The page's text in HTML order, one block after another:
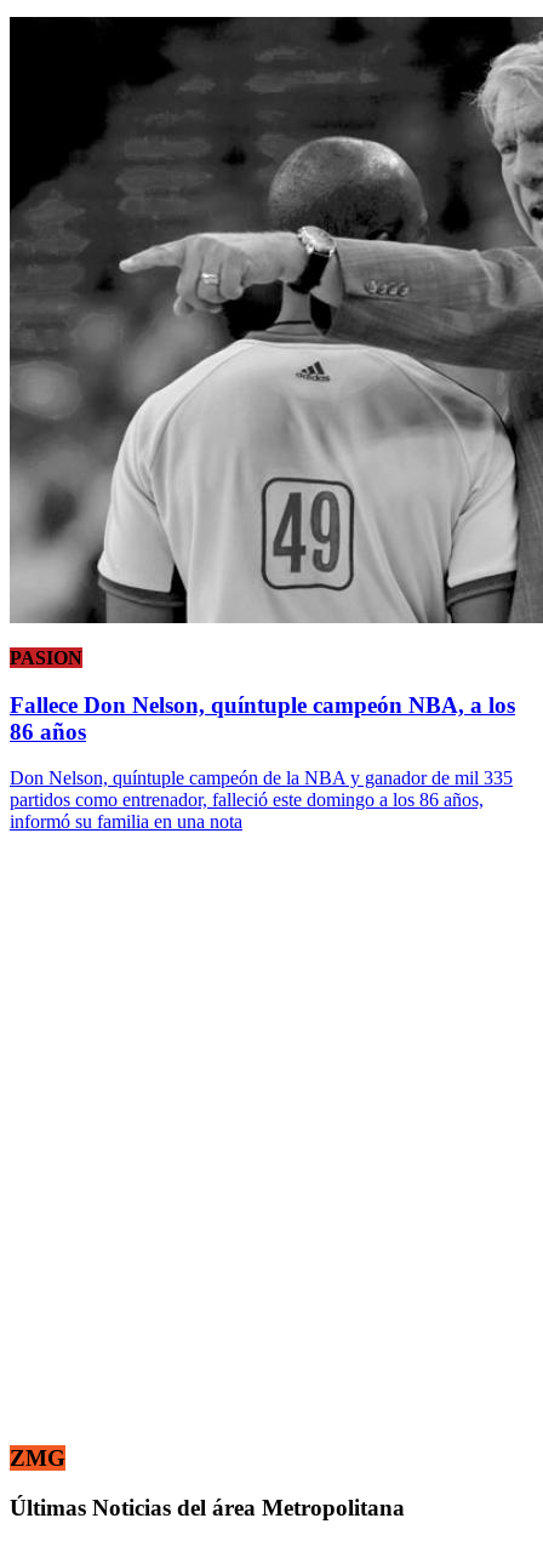
PASION
Fallece Don Nelson, quíntuple campeón NBA, a los
86 años
Don Nelson, quíntuple campeón de la NBA y ganador de mil 335
partidos como entrenador, falleció este domingo a los 86 años,
informó su familia en una nota
ZMG
Últimas Noticias del área Metropolitana